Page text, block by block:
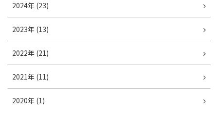
2024年 (23)
2023年 (13)
2022年 (21)
2021年 (11)
2020年 (1)